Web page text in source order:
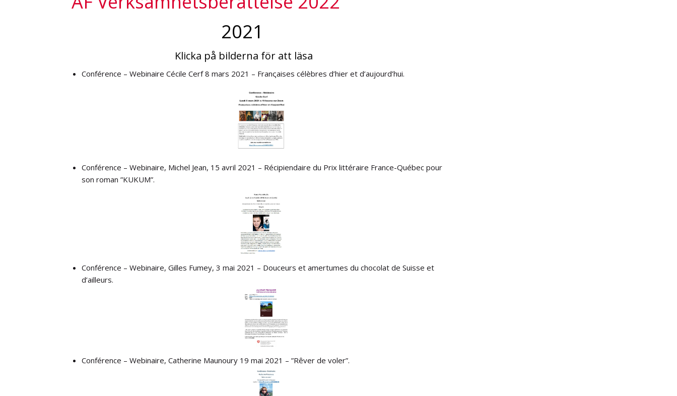
2021
Klicka på bilderna för att läsa
Conférence – Webinaire Cécile Cerf 8 mars 2021 – Franςaises célèbres d’hier et d’aujourd’hui.
Conférence – Webinaire, Michel Jean, 15 avril 2021 – Récipiendaire du Prix littéraire France-Québec pour
son roman ”KUKUM”.
Conférence – Webinaire, Gilles Fumey, 3 mai 2021 – Douceurs et amertumes du chocolat de Suisse et
d’ailleurs.
Conférence – Webinaire, Catherine Maunoury 19 mai 2021 – ”Rêver de voler”.